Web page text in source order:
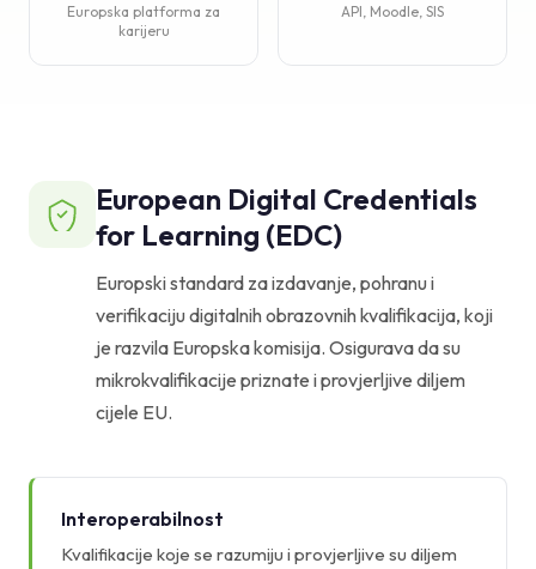
Europska platforma za
karijeru
API, Moodle, SIS
European Digital Credentials
for Learning (EDC)
Europski standard za izdavanje, pohranu i
verifikaciju digitalnih obrazovnih kvalifikacija, koji
je razvila Europska komisija. Osigurava da su
mikrokvalifikacije priznate i provjerljive diljem
cijele EU.
Interoperabilnost
Kvalifikacije koje se razumiju i provjerljive su diljem